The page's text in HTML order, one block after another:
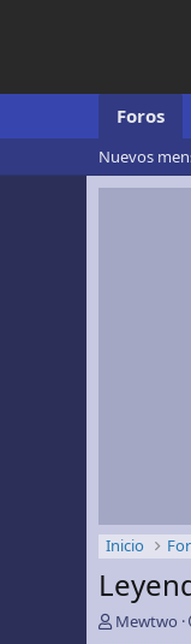
Foros
Nuevos
Inicio
A
Mewtwo